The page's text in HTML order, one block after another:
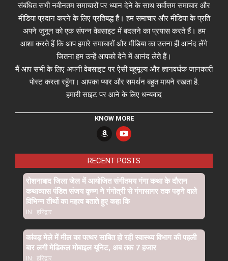
संबंधित सभी नवीनतम समाचारों पर ध्यान देने के साथ सर्वोत्तम समाचार और
मीडिया प्रदान करने के लिए प्रतिबद्ध हैं। हम समाचार और मीडिया के प्रति
अपने जुनून को एक संपन्न वेबसाइट में बदलने का प्रयास करते हैं। हम
आशा करते हैं कि आप हमारे समाचारों और मीडिया का उतना ही आनंद लेंगे
जितना हम उन्हें आपको देने में आनंद लेते हैं।
मैं आप सभी के लिए अपनी वेबसाइट पर ऐसी बहुमूल्य और ज्ञानवर्धक जानकारी
पोस्ट करता रहूँगा। आपका प्यार और समर्थन बहुत मायने रखता है.
हमारी साइट पर आने के लिए धन्यवाद
KNOW MORE
RECENT POSTS
रोशनाबाद जिला जेल में आयोजित संगीतमय गंगा कथा के दौरान
कथाव्यास पंडित संजय कृष्ण ने गंगोत्री से गंगासागर तक पड़ने वाले
विभिन्न तीर्थो का महत्व बताते हुए कहा कि
IN: हरिद्वार
कांवड़ मेले में मील का पत्थर साबित हो रही स्वास्थ्य विभाग की पहली
बार लगी मेडिकल मोबाइल यूनिट, अब तक 7 हजार
IN: हरिद्वार